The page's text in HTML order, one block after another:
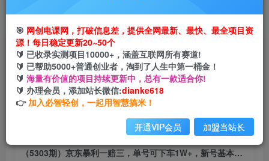
（5303期）京东暴利一赔三，单号可下车1W+，
新号基本稳下（仅供揭秘）
网创电课网
2年前发布
1135 143
（5303期）京东暴利一赔三，单号可下车1W+，新号基本稳下（仅供揭秘）
🎯 网创电课网，打破信息差，提供全网最新、最快、最全项目资
源！每日稳定更新20~50个
🔰 已收录实测项目10000+，涵盖互联网所有赛道!
🔰 已帮助5000+普通创业者，淘到了人生中第一桶金！
🔰 海量有价值的项目持续更新中，总有一款适合你!
🔰 办理会员，添加站长微信:dianke618
👉 加入必智轻创，一起用智慧搞米！
开通VIP会员 加盟当站长